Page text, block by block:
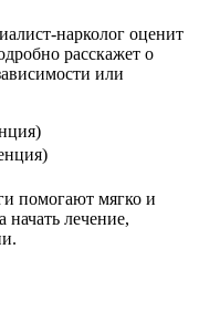
нарколог оценит
расскажет о
или
помогают мягко и
начать лечение,